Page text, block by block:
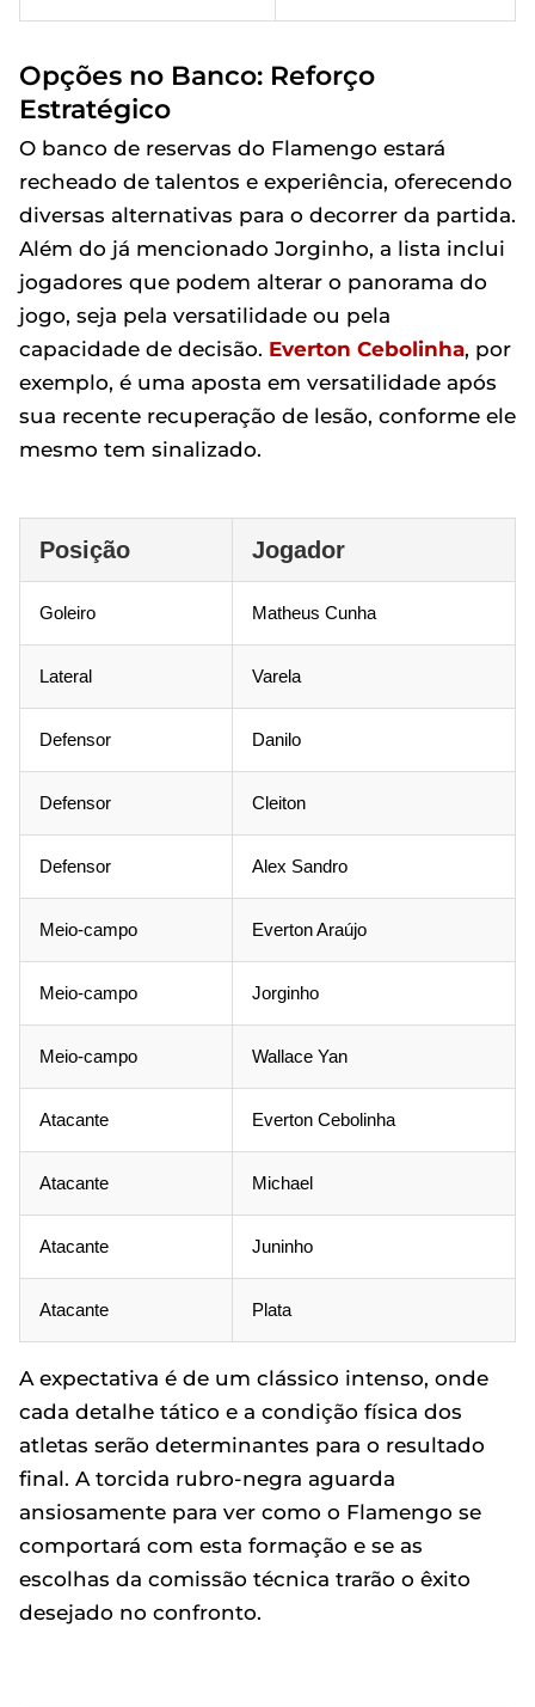
Opções no Banco: Reforço
Estratégico
O banco de reservas do Flamengo estará
recheado de talentos e experiência, oferecendo
diversas alternativas para o decorrer da partida.
Além do já mencionado Jorginho, a lista inclui
jogadores que podem alterar o panorama do
jogo, seja pela versatilidade ou pela
capacidade de decisão. Everton Cebolinha, por
exemplo, é uma aposta em versatilidade após
sua recente recuperação de lesão, conforme ele
mesmo tem sinalizado.
Posição Jogador
Goleiro Matheus Cunha
Lateral Varela
Defensor Danilo
Defensor Cleiton
Defensor Alex Sandro
Meio-campo Everton Araújo
Meio-campo Jorginho
Meio-campo Wallace Yan
Atacante Everton Cebolinha
Atacante Michael
Atacante Juninho
Atacante Plata
A expectativa é de um clássico intenso, onde
cada detalhe tático e a condição física dos
atletas serão determinantes para o resultado
final. A torcida rubro-negra aguarda
ansiosamente para ver como o Flamengo se
comportará com esta formação e se as
escolhas da comissão técnica trarão o êxito
desejado no confronto.